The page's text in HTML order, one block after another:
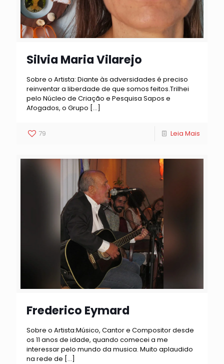
Silvia Maria Vilarejo
Sobre o Artista: Diante às adversidades é preciso
reinventar a liberdade de que somos feitos.Trilhei
pelo Núcleo de Criação e Pesquisa Sapos e
Afogados, o Grupo […]
79 Leia Mais
Frederico Eymard
Sobre o Artista:Músico, Cantor e Compositor desde
os 11 anos de idade, quando comecei a me
interessar pelo mundo da musica. Muito aplaudido
na rede de […]